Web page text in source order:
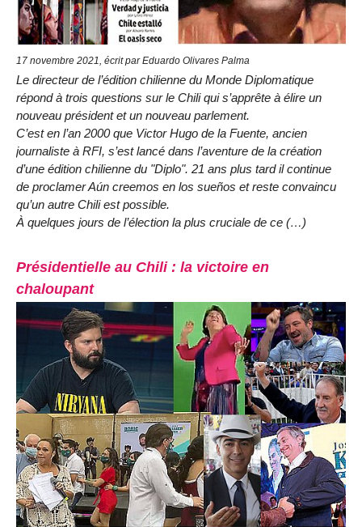
17 novembre 2021, écrit par Eduardo Olivares Palma
Le directeur de l’édition chilienne du Monde Diplomatique
répond à trois questions sur le Chili qui s’apprête à élire un
nouveau président et un nouveau parlement.
C’est en l’an 2000 que Victor Hugo de la Fuente, ancien
journaliste à RFI, s’est lancé dans l’aventure de la création
d’une édition chilienne du "Diplo". 21 ans plus tard il continue
de proclamer Aún creemos en los sueños et reste convaincu
qu’un autre Chili est possible.
À quelques jours de l’élection la plus cruciale de ce (…)
Présidentielle au Chili : la victoire en
chaloupant